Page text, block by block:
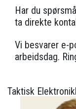
Har du
ta direkte
Vi besvarer e-
arbeidsdag.
Taktisk